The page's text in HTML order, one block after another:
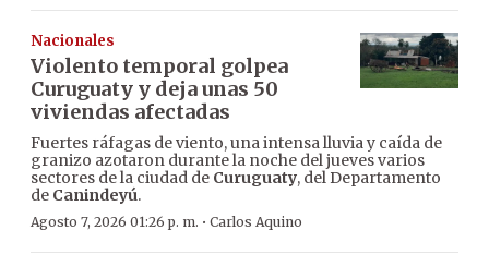
Nacionales
Violento temporal golpea
Curuguaty y deja unas 50
viviendas afectadas
Fuertes ráfagas de viento, una intensa lluvia y caída de
granizo azotaron durante la noche del jueves varios
sectores de la ciudad de Curuguaty, del Departamento
de Canindeyú.
Agosto 7, 2026 01:26 p. m. · Carlos Aquino